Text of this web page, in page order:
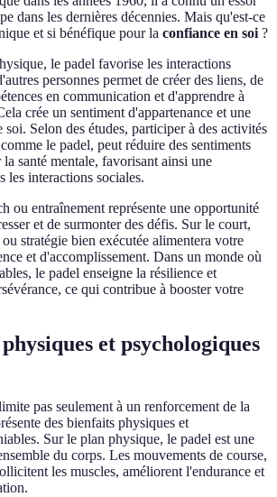
dans les dernières décennies. Mais qu'est-ce
et si bénéfique pour la confiance en soi?
le padel favorise les interactions
personnes permet de créer des liens, de
en communication et d'apprendre à
crée un sentiment d'appartenance et une
soi. Selon des études, participer à des activités
le padel, peut réduire des sentiments
santé mentale, favorisant ainsi une
les interactions sociales.
ou entraînement représente une opportunité
et de surmonter des défis. Sur le court,
stratégie bien exécutée alimentera votre
et d'accomplissement. Dans un monde où
le padel enseigne la résilience et
ce qui contribue à booster votre
et psychologiques
pas seulement à un renforcement de la
des bienfaits physiques et
Sur le plan physique, le padel est une
du corps. Les mouvements de course,
les muscles, améliorent l'endurance et